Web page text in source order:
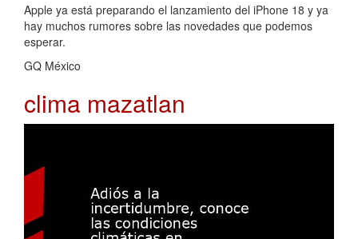
Apple ya está preparando el lanzamiento del iPhone 18 y ya
hay muchos rumores sobre las novedades que podemos
esperar.
GQ México
clima mazatlan